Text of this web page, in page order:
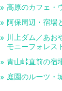
高原のカフェ・
阿保周辺・宿場
川上ダム／あお
モニーフォレス
青山峠直前の宿
庭園のルーツ・